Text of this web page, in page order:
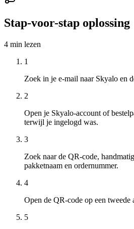
Stap-voor-stap oplossing
4 min lezen
1
Zoek in je e-mail naar Skyalo en
2
Open je Skyalo-account of
terwijl je ingelogd was.
3
Zoek naar de QR-code,
pakketnaam en ordernummer.
4
Open de QR-code op een tweede
5